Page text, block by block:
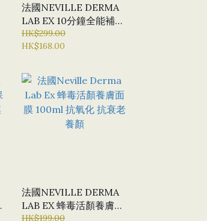
法國NEVILLE DERMA
LAB EX 10分鐘全能補水
舒緩啫喱 舒敏 淨肌 2合1
全能碌機啫喱加面膜
HK$299.00
HK$168.00
法國NEVILLE DERMA
LAB EX 蜂毒活顏養膚面
膜 100ML 抗氧化 抗衰老
HK$199.00